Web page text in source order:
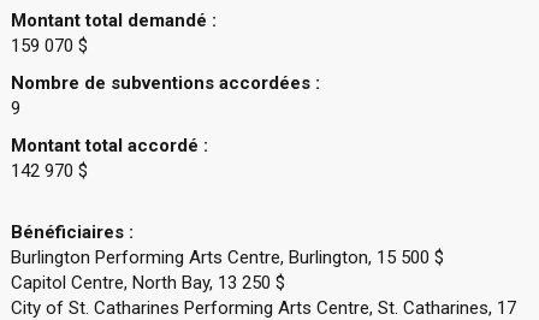
Montant total demandé :
159 070 $
Nombre de subventions accordées :
9
Montant total accordé :
142 970 $
Bénéficiaires :
Burlington Performing Arts Centre, Burlington, 15 500 $
Capitol Centre, North Bay, 13 250 $
City of St. Catharines Performing Arts Centre, St. Catharines, 17